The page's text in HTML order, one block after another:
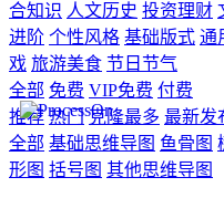
合知识 人文历史 投资理财
进阶 个性风格 基础版式 通
戏 旅游美食 节日节气
全部 免费 VIP免费 付费
推荐 热门 克隆最多 最新发
全部 基础思维导图 鱼骨图
形图 括号图 其他思维导图